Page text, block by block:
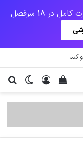
18 سرفصل
تغییر ورود
دیدن سبد خرید